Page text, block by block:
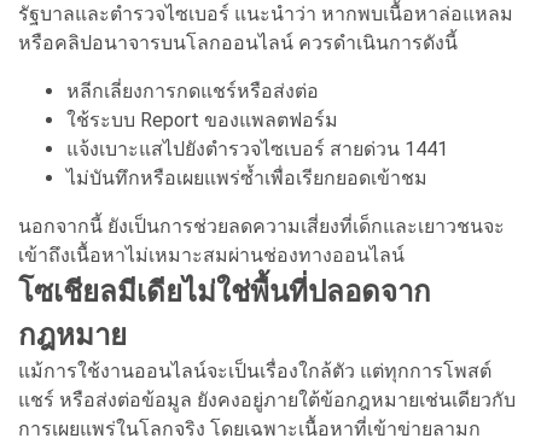
รัฐบาลและตำรวจไซเบอร์ แนะนำว่า หากพบเนื้อหาล่อแหลม
หรือคลิปอนาจารบนโลกออนไลน์ ควรดำเนินการดังนี้
หลีกเลี่ยงการกดแชร์หรือส่งต่อ
ใช้ระบบ Report ของแพลตฟอร์ม
แจ้งเบาะแสไปยังตำรวจไซเบอร์ สายด่วน 1441
ไม่บันทึกหรือเผยแพร่ซ้ำเพื่อเรียกยอดเข้าชม
นอกจากนี้ ยังเป็นการช่วยลดความเสี่ยงที่เด็กและเยาวชนจะ
เข้าถึงเนื้อหาไม่เหมาะสมผ่านช่องทางออนไลน์
โซเชียลมีเดียไม่ใช่พื้นที่ปลอดจาก
กฎหมาย
แม้การใช้งานออนไลน์จะเป็นเรื่องใกล้ตัว แต่ทุกการโพสต์
แชร์ หรือส่งต่อข้อมูล ยังคงอยู่ภายใต้ข้อกฎหมายเช่นเดียวกับ
การเผยแพร่ในโลกจริง โดยเฉพาะเนื้อหาที่เข้าข่ายลามก